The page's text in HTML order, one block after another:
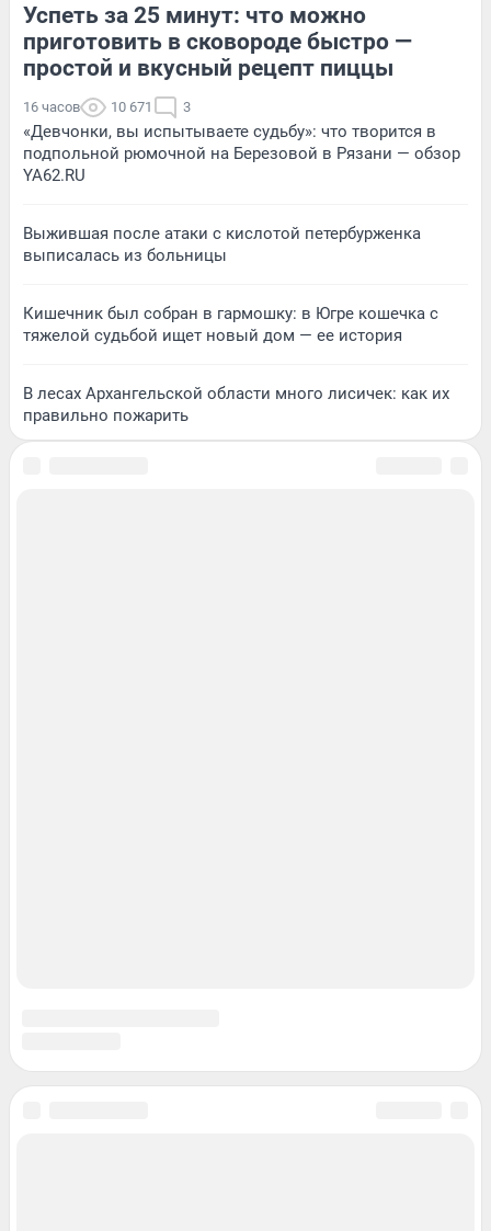
Успеть за 25 минут: что можно
приготовить в сковороде быстро —
простой и вкусный рецепт пиццы
16 часов 10 671 3
«Девчонки, вы испытываете судьбу»: что творится в
подпольной рюмочной на Березовой в Рязани — обзор
YA62.RU
Выжившая после атаки с кислотой петербурженка
выписалась из больницы
Кишечник был собран в гармошку: в Югре кошечка с
тяжелой судьбой ищет новый дом — ее история
В лесах Архангельской области много лисичек: как их
правильно пожарить